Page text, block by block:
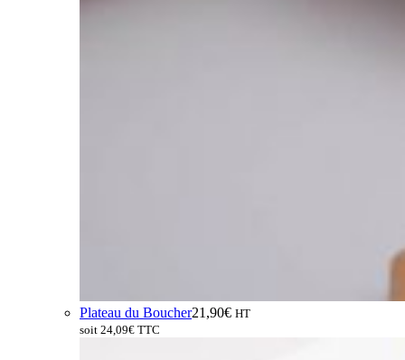
Plateau du Boucher21,90€ HT
soit 24,09€ TTC